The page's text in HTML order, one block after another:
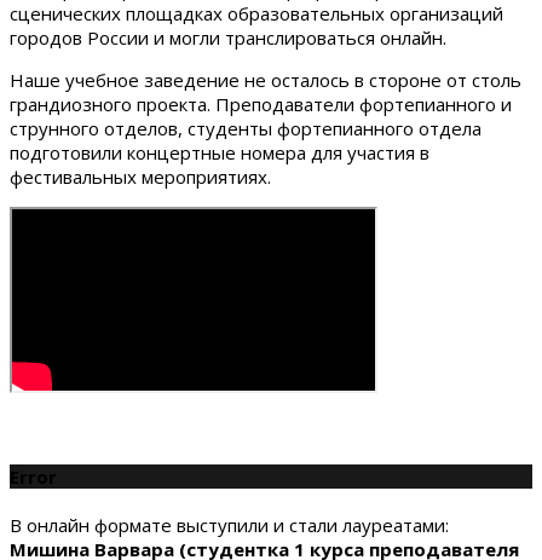
сценических площадках образовательных организаций
городов России и могли транслироваться онлайн.
Наше учебное заведение не осталось в стороне от столь
грандиозного проекта. Преподаватели фортепианного и
струнного отделов, студенты фортепианного отдела
подготовили концертные номера для участия в
фестивальных мероприятиях.
Error
В онлайн формате выступили и стали лауреатами:
Мишина Варвара (студентка 1 курса преподавателя